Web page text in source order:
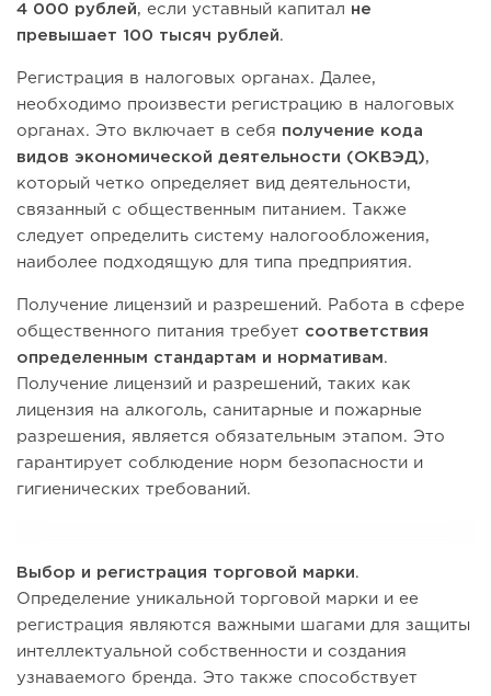
4 000 рублей, если уставный капитал не
превышает 100 тысяч рублей.
Регистрация в налоговых органах. Далее,
необходимо произвести регистрацию в налоговых
органах. Это включает в себя получение кода
видов экономической деятельности (ОКВЭД),
который четко определяет вид деятельности,
связанный с общественным питанием. Также
следует определить систему налогообложения,
наиболее подходящую для типа предприятия.
Получение лицензий и разрешений. Работа в сфере
общественного питания требует соответствия
определенным стандартам и нормативам.
Получение лицензий и разрешений, таких как
лицензия на алкоголь, санитарные и пожарные
разрешения, является обязательным этапом. Это
гарантирует соблюдение норм безопасности и
гигиенических требований.
Выбор и регистрация торговой марки.
Определение уникальной торговой марки и ее
регистрация являются важными шагами для защиты
интеллектуальной собственности и создания
узнаваемого бренда. Это также способствует